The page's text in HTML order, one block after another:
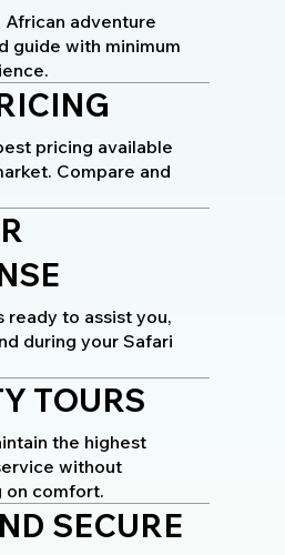
adventure
guide with minimum
pricing available
Compare and
ready to assist you,
during your Safari
TOURS
the highest
without
on comfort.
SECURE